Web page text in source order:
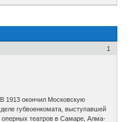
1
1913 окончил Московскую
губвоенкомата, выступавшей
оперных театров в Самаре, Алма-